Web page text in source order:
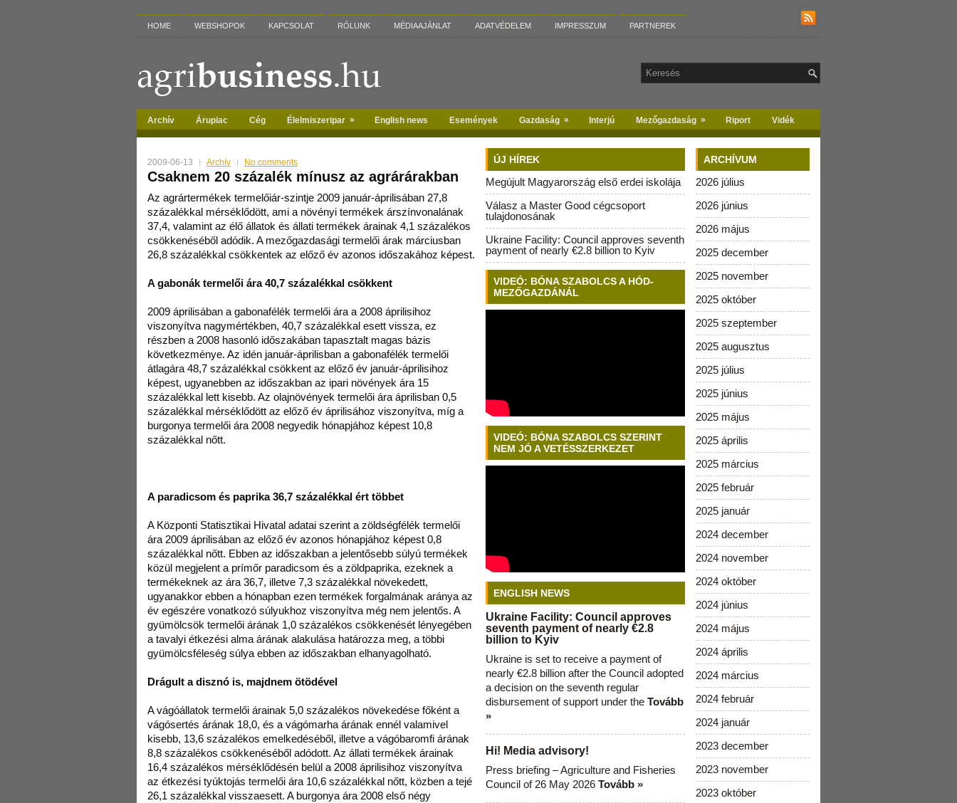
HOME WEBSHOPOK KAPCSOLAT RÓLUNK MÉDIAAJÁNLAT ADATVÉDELEM IMPRESSZUM PARTNEREK
Archív Árupiac Cég Élelmiszeripar » English news Események Gazdaság » Interjú Mezőgazdaság » Riport Vidék
2009-06-13 Archív No comments
Csaknem 20 százalék mínusz az agrárárakban
Az agrártermékek termelőiár-szintje 2009 január-áprilisában 27,8
százalékkal mérséklődött, ami a növényi termékek árszínvonalának
37,4, valamint az élő állatok és állati termékek árainak 4,1 százalékos
csökkenéséből adódik. A mezőgazdasági termelői árak márciusban
26,8 százalékkal csökkentek az előző év azonos időszakához képest.
A gabonák termelői ára 40,7 százalékkal csökkent
2009 áprilisában a gabonafélék termelői ára a 2008 áprilisihoz
viszonyítva nagymértékben, 40,7 százalékkal esett vissza, ez
részben a 2008 hasonló időszakában tapasztalt magas bázis
következménye. Az idén január-áprilisban a gabonafélék termelői
átlagára 48,7 százalékkal csökkent az előző év január-áprilisihoz
képest, ugyanebben az időszakban az ipari növények ára 15
százalékkal lett kisebb. Az olajnövények termelői ára áprilisban 0,5
százalékkal mérséklődött az előző év áprilisához viszonyítva, míg a
burgonya termelői ára 2008 negyedik hónapjához képest 10,8
százalékkal nőtt.
A paradicsom és paprika 36,7 százalékkal ért többet
A Központi Statisztikai Hivatal adatai szerint a zöldségfélék termelői
ára 2009 áprilisában az előző év azonos hónapjához képest 0,8
százalékkal nőtt. Ebben az időszakban a jelentősebb súlyú termékek
közül megjelent a prímőr paradicsom és a zöldpaprika, ezeknek a
termékeknek az ára 36,7, illetve 7,3 százalékkal növekedett,
ugyanakkor ebben a hónapban ezen termékek forgalmának aránya az
év egészére vonatkozó súlyukhoz viszonyítva még nem jelentős. A
gyümölcsök termelői árának 1,0 százalékos csökkenését lényegében
a tavalyi étkezési alma árának alakulása határozza meg, a többi
gyümölcsféleség súlya ebben az időszakban elhanyagolható.
Drágult a disznó is, majdnem ötödével
A vágóállatok termelői árainak 5,0 százalékos növekedése főként a
vágósertés árának 18,0, és a vágómarha árának ennél valamivel
kisebb, 13,6 százalékos emelkedéséből, illetve a vágóbaromfi árának
8,8 százalékos csökkenéséből adódott. Az állati termékek árainak
16,4 százalékos mérséklődésén belül a 2008 áprilisihoz viszonyítva
az étkezési tyúktojás termelői ára 10,6 százalékkal nőtt, közben a tejé
26,1 százalékkal visszaesett. A burgonya ára 2008 első négy
ÚJ HÍREK
Megújult Magyarország első erdei iskolája
Válasz a Master Good cégcsoport
tulajdonosának
Ukraine Facility: Council approves seventh
payment of nearly €2.8 billion to Kyiv
VIDEÓ: BÓNA SZABOLCS A HÓD-
MEZŐGAZDÁNÁL
VIDEÓ: BÓNA SZABOLCS SZERINT
NEM JÓ A VETÉSSZERKEZET
ENGLISH NEWS
Ukraine Facility: Council approves
seventh payment of nearly €2.8
billion to Kyiv
Ukraine is set to receive a payment of
nearly €2.8 billion after the Council adopted
a decision on the seventh regular
disbursement of support under the Tovább
»
Hi! Media advisory!
Press briefing – Agriculture and Fisheries
Council of 26 May 2026 Tovább »
ARCHÍVUM
2026 július
2026 június
2026 május
2025 december
2025 november
2025 október
2025 szeptember
2025 augusztus
2025 július
2025 június
2025 május
2025 április
2025 március
2025 február
2025 január
2024 december
2024 november
2024 október
2024 június
2024 május
2024 április
2024 március
2024 február
2024 január
2023 december
2023 november
2023 október